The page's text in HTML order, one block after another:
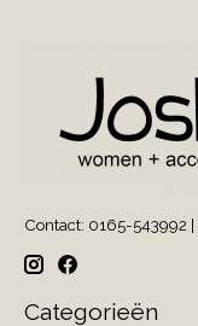
Contact: 0165-543992 |
Categorieën